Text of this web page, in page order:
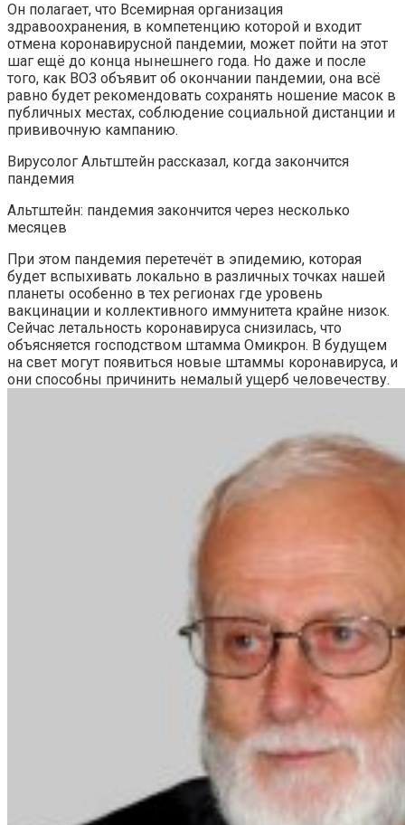
Он полагает, что Всемирная организация
здравоохранения, в компетенцию которой и входит
отмена коронавирусной пандемии, может пойти на этот
шаг ещё до конца нынешнего года. Но даже и после
того, как ВОЗ объявит об окончании пандемии, она всё
равно будет рекомендовать сохранять ношение масок в
публичных местах, соблюдение социальной дистанции и
прививочную кампанию.
Вирусолог Альтштейн рассказал, когда закончится
пандемия
Альтштейн: пандемия закончится через несколько
месяцев
При этом пандемия перетечёт в эпидемию, которая
будет вспыхивать локально в различных точках нашей
планеты особенно в тех регионах где уровень
вакцинации и коллективного иммунитета крайне низок.
Сейчас летальность коронавируса снизилась, что
объясняется господством штамма Омикрон. В будущем
на свет могут появиться новые штаммы коронавируса, и
они способны причинить немалый ущерб человечеству.